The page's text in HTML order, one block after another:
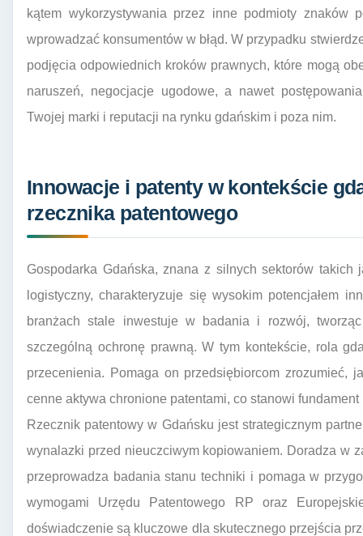
kątem wykorzystywania przez inne podmioty znaków
wprowadzać konsumentów w błąd. W przypadku
podjęcia odpowiednich kroków prawnych, które mogą
naruszeń, negocjacje ugodowe, a nawet
Twojej marki i reputacji na rynku gdańskim i poza nim.
Innowacje i patenty w kontekście
rzecznika patentowego
Gospodarka Gdańska, znana z silnych sektorów takich
logistyczny, charakteryzuje się wysokim potencjałem
branżach stale inwestuje w badania i rozwój,
szczególną ochronę prawną. W tym kontekście, rola
przecenienia. Pomaga on przedsiębiorcom zrozumieć,
cenne aktywa chronione patentami, co stanowi
Rzecznik patentowy w Gdańsku jest strategicznym
wynalazki przed nieuczciwym kopiowaniem. Doradza w
przeprowadza badania stanu techniki i pomaga w
wymogami Urzędu Patentowego RP oraz
doświadczenie są kluczowe dla skutecznego przejścia